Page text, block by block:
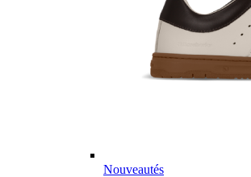
Nouveautés